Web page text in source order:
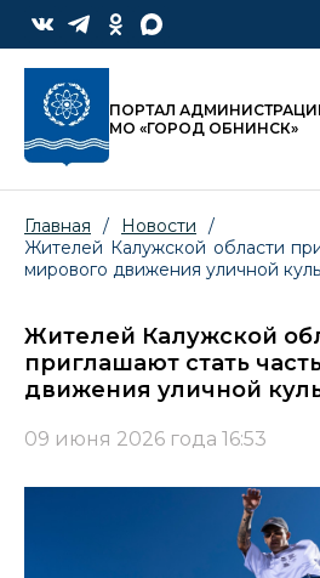
ПОРТАЛ
МО «ГОРОД ОБНИНСК»
Главная / Новости
/
Жителей Калужской области
мирового движения уличной
Жителей Калужской
приглашают стать
движения уличной
09 июня 2026 года 16:53